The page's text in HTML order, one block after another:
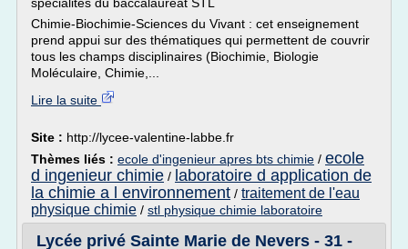
Chimie-Biochimie-Sciences du Vivant : cet enseignement
prend appui sur des thématiques qui permettent de couvrir
tous les champs disciplinaires (Biochimie, Biologie
Moléculaire, Chimie,...
Lire la suite
Site : http://lycee-valentine-labbe.fr
Thèmes liés : ecole d'ingenieur apres bts chimie / ecole
d ingenieur chimie / laboratoire d application de
la chimie a l environnement / traitement de l'eau
physique chimie / stl physique chimie laboratoire
Lycée privé Sainte Marie de Nevers - 31 -